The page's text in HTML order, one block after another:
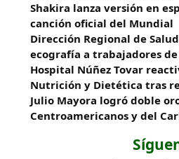
Shakira lanza versión en
canción oficial del Mundial
‎Dirección Regional de
ecografía a trabajadores
Hospital Núñez Tovar
Nutrición y Dietética tras
Julio Mayora logró doble
Centroamericanos y del